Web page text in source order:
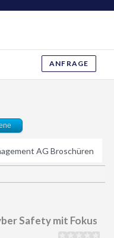
ANFRAGE
Safety mit Fokus